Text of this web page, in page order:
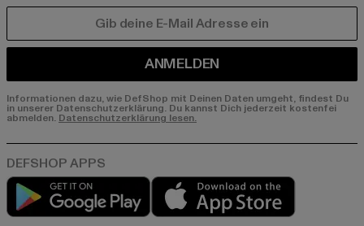
ANMELDEN
Informationen dazu, wie DefShop mit Deinen Daten umgeht, findest Du
in unserer Datenschutzerklärung. Du kannst Dich jederzeit kostenfei
abmelden. Datenschutzerklärung lesen.
Play market